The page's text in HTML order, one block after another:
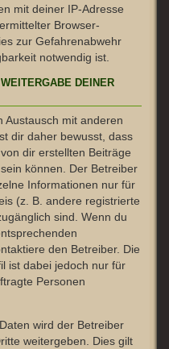
mit deiner IP-Adresse
Browser-
zur Gefahrenabwehr
notwendig ist.
DEINER
Austausch mit anderen
dir daher bewusst, dass
dir erstellten Beiträge
können. Der Betreiber
Informationen nur für
(z. B. andere registrierte
sind. Wenn du
den Betreiber. Die
ist dabei jedoch nur für
Personen
wird der Betreiber
weitergeben. Dies gilt